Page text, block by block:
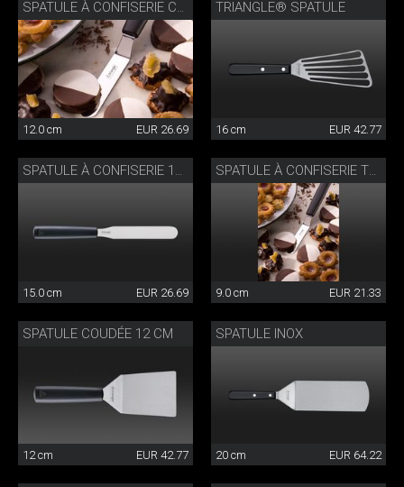
SPATULE À CONFISERIE COUDÉE
12.0 cm EUR 26.69
TRIANGLE® SPATULE
16 cm EUR 42.77
15.0 cm EUR 26.69 9.0 cm EUR 21.33
SPATULE COUDÉE 12 CM
12 cm EUR 42.77
SPATULE INOX
20 cm EUR 64.22